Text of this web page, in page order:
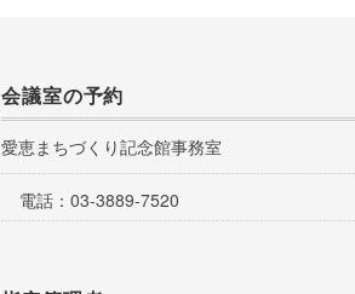
会議室の予約
愛恵まちづくり記念館事務室
電話：03-3889-7520